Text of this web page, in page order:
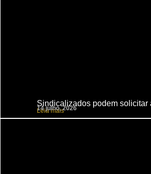
Sindicalizados podem
Leia mais
14 julho, 2026